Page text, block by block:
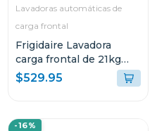
Lavadoras automáticas de
carga frontal
Frigidaire Lavadora
carga frontal de 21kg
color blanco fwfx22d4
$529.95
-16%